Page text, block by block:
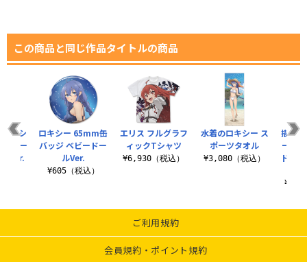
この商品と同じ作品タイトルの商品
エリス フルグラフ
ィックTシャツ
¥6,930（税込）
水着のロキシー ス
ポーツタオル
¥3,080（税込）
描き
ー ア
ド（
キシ
トリー
Ver.
ロキシー 65mm缶
バッジ ベビードー
ルVer.
¥605（税込）
ご利用規約
会員規約・ポイント規約